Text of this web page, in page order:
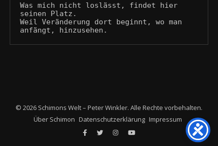
Was mich nicht loslässt, findet hier
seinen Platz.
Weil Veränderung dort beginnt, wo man
anfängt, hinzusehen.
© 2026 Schimons Welt – Peter Winkler. Alle Rechte vorbehalten.
Über Schimon Datenschutzerklärung Impressum